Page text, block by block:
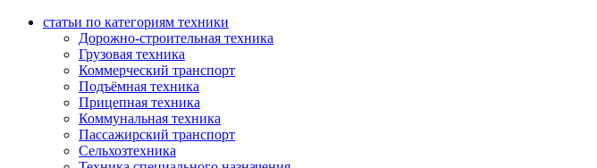
статьи по категориям техники
Дорожно-строительная техника
Грузовая техника
Коммерческий транспорт
Подъёмная техника
Прицепная техника
Коммунальная техника
Пассажирский транспорт
Сельхозтехника